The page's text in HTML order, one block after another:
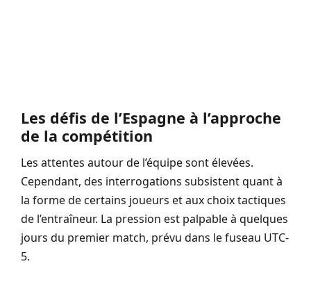
Les défis de l’Espagne à l’approche
de la compétition
Les attentes autour de l’équipe sont élevées.
Cependant, des interrogations subsistent quant à
la forme de certains joueurs et aux choix tactiques
de l’entraîneur. La pression est palpable à quelques
jours du premier match, prévu dans le fuseau UTC-
5.